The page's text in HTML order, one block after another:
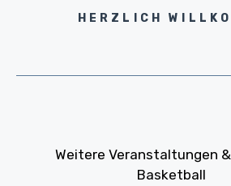
HERZLICH
Weitere Veranstaltungen
Basketball